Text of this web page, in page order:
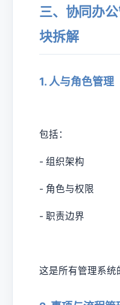
三、协同办
块拆解
1. 人与角色管理
包括：
- 组织架构
- 角色与权限
- 职责边界
这是所有管理系统